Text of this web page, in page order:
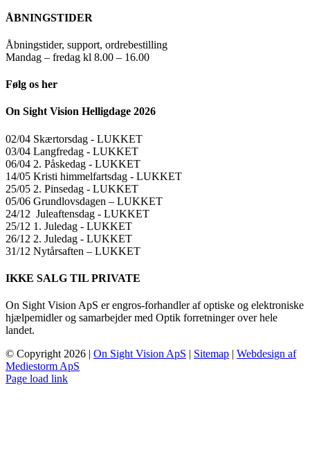
ÅBNINGSTIDER
Åbningstider, support, ordrebestilling
Mandag – fredag kl 8.00 – 16.00
Følg os her
On Sight Vision Helligdage 2026
02/04 Skærtorsdag ​​- LUKKET
03/04 Langfredag ​​- LUKKET
06/04 2. Påskedag ​​- LUKKET
14/05 Kristi himmelfartsdag ​​- LUKKET
25/05 2. Pinsedag ​​- LUKKET
05/06 Grundlovsdagen – LUKKET
24/12 Juleaftensdag ​​- LUKKET
25/12 1. Juledag ​​- LUKKET
26/12 2. Juledag ​​- LUKKET
31/12 Nytårsaften – LUKKET
IKKE SALG TIL PRIVATE
On Sight Vision ApS er engros-forhandler af optiske og elektroniske
hjælpemidler og samarbejder med Optik forretninger over hele
landet.
© Copyright 2026 | On Sight Vision ApS | Sitemap | Webdesign af
Mediestorm ApS
Page load link